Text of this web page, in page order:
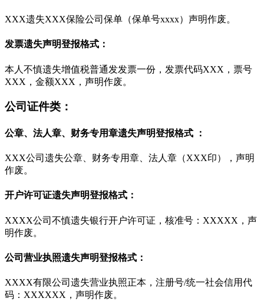
XXX遗失XXX保险公司保单（保单号xxxx）声明作废。
发票遗失声明登报格式：
本人不慎遗失增值税普通发发票一份，发票代码XXX，票号
XXX，金额XXX，声明作废。
公司证件类：
公章、法人章、财务专用章遗失声明登报格式 ：
XXX公司遗失公章、财务专用章、法人章（XXX印），声明
作废。
开户许可证遗失声明登报格式：
XXXX公司不慎遗失银行开户许可证，核准号：XXXXX，声
明作废。
公司营业执照遗失声明登报格式：
XXXX有限公司遗失营业执照正本，注册号/统一社会信用代
码：XXXXXX，声明作废。